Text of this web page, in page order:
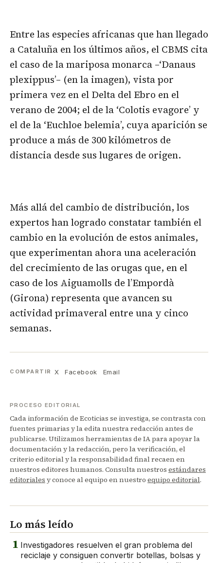
Entre las especies africanas que han llegado
a Cataluña en los últimos años, el CBMS cita
el caso de la mariposa monarca –‘Danaus
plexippus’– (en la imagen), vista por
primera vez en el Delta del Ebro en el
verano de 2004; el de la ‘Colotis evagore’ y
el de la ‘Euchloe belemia’, cuya aparición se
produce a más de 300 kilómetros de
distancia desde sus lugares de origen.
Más allá del cambio de distribución, los
expertos han logrado constatar también el
cambio en la evolución de estos animales,
que experimentan ahora una aceleración
del crecimiento de las orugas que, en el
caso de los Aiguamolls de l’Empordà
(Girona) representa que avancen su
actividad primaveral entre una y cinco
semanas.
COMPARTIR X Facebook Email
PROCESO EDITORIAL
Cada información de Ecoticias se investiga, se contrasta con
fuentes primarias y la edita nuestra redacción antes de
publicarse. Utilizamos herramientas de IA para apoyar la
documentación y la redacción, pero la verificación, el
criterio editorial y la responsabilidad final recaen en
nuestros editores humanos. Consulta nuestros estándares
editoriales y conoce al equipo en nuestro equipo editorial.
Lo más leído
1 Investigadores resuelven el gran problema del
reciclaje y consiguen convertir botellas, bolsas y